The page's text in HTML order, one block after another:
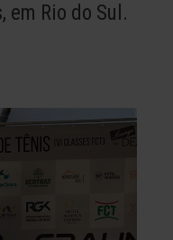
em Rio do Sul.